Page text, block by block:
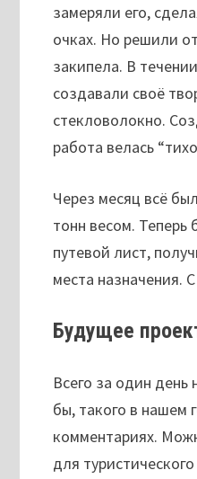
замеряли его,
очках. Но решили
закипела. В
создавали своё
стекловолокно.
работа велась
Через месяц всё
тонн весом. Теперь
путевой лист,
места назначения.
Будущее
Всего за один
бы, такого в
комментариях.
для